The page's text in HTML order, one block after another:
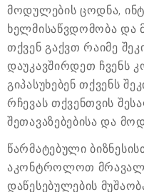
მოდულების ცოდნა,
ხელმისაწვდომობა და
თქვენ გაქვთ რაიმე
დაუკავშირდეთ ჩვენს
გიპასუხებენ თქვენს
რჩევას თქვენთვის
შეთავაზებებისა და
წარმატებული
აკონტროლოთ
დაწესებულების